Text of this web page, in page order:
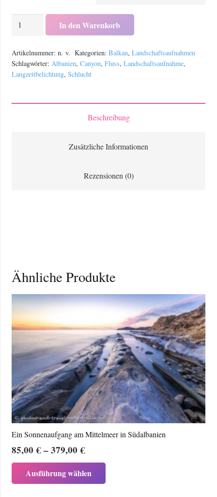
Schlucht,
den
Thermalquellen
Benja
In den Warenkorb
Artikelnummer: n. v. Kategorien: Balkan, Landschaftsaufnahmen
Schlagwörter: Albanien, Canyon, Fluss, Landschaftsaufnahme,
Langzeitbelichtung, Schlucht
Beschreibung
Zusätzliche Informationen
Rezensionen (0)
Ähnliche Produkte
Ein Sonnenaufgang am Mittelmeer in Südalbanien
85,00€–379,00€Preisspanne:
85,00 €
bis
379,00 €
Ausführung wählen